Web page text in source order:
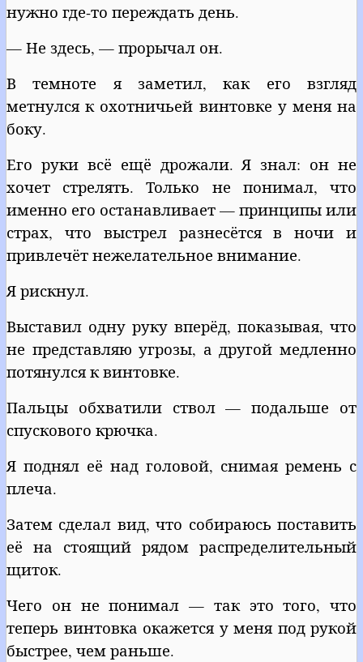
нужно где-то переждать день.
— Не здесь, — прорычал он.
В темноте я заметил, как его взгляд
метнулся к охотничьей винтовке у меня на
боку.
Его руки всё ещё дрожали. Я знал: он не
хочет стрелять. Только не понимал, что
именно его останавливает — принципы или
страх, что выстрел разнесётся в ночи и
привлечёт нежелательное внимание.
Я рискнул.
Выставил одну руку вперёд, показывая, что
не представляю угрозы, а другой медленно
потянулся к винтовке.
Пальцы обхватили ствол — подальше от
спускового крючка.
Я поднял её над головой, снимая ремень с
плеча.
Затем сделал вид, что собираюсь поставить
её на стоящий рядом распределительный
щиток.
Чего он не понимал — так это того, что
теперь винтовка окажется у меня под рукой
быстрее, чем раньше.